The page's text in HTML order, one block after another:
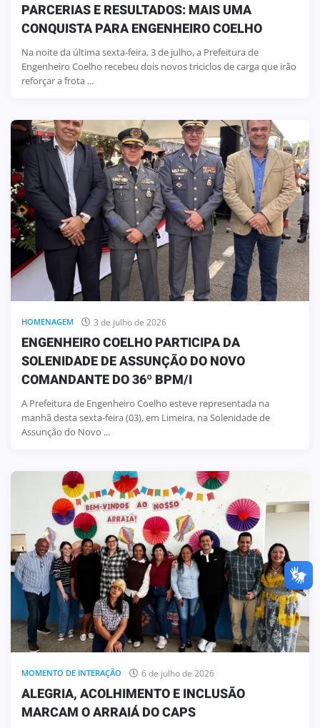
PARCERIAS E RESULTADOS: MAIS UMA
CONQUISTA PARA ENGENHEIRO COELHO
Na noite da última sexta-feira, 3 de julho, a Prefeitura de
Engenheiro Coelho recebeu dois novos triciclos de carga que irão
reforçar a frota ...
HOMENAGEM 3 de julho de 2026
ENGENHEIRO COELHO PARTICIPA DA
SOLENIDADE DE ASSUNÇÃO DO NOVO
COMANDANTE DO 36º BPM/I
A Prefeitura de Engenheiro Coelho esteve representada na
manhã desta sexta-feira (03), em Limeira, na Solenidade de
Assunção do Novo ...
MOMENTO DE INTERAÇÃO 6 de julho de 2026
ALEGRIA, ACOLHIMENTO E INCLUSÃO
MARCAM O ARRAIÁ DO CAPS